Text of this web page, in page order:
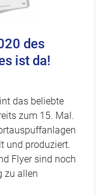
des
ist da!
das beliebte
zum 15. Mal.
und produziert.
Flyer sind noch
zu allen